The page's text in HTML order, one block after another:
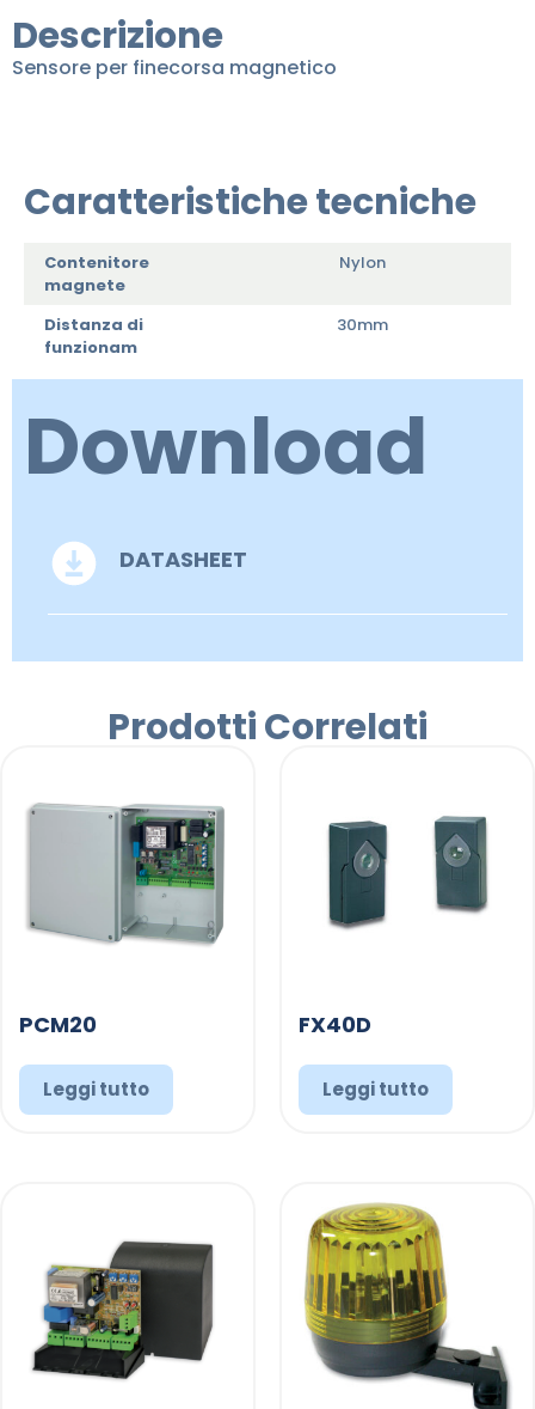
Descrizione
Sensore per finecorsa magnetico
Caratteristiche tecniche
Contenitore
magnete
Nylon
Distanza di
funzionam
30mm
Download
DATASHEET
Prodotti Correlati
PCM20
Leggi tutto
FX40D
Leggi tutto